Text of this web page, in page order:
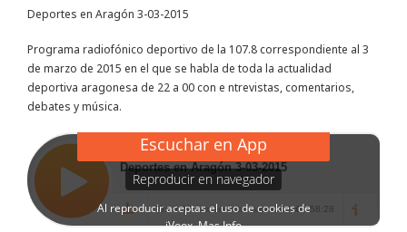
Deportes en Aragón 3-03-2015
Programa radiofónico deportivo de la 107.8 correspondiente al 3
de marzo de 2015 en el que se habla de toda la actualidad
deportiva aragonesa de 22 a 00 con e ntrevistas, comentarios,
debates y música.